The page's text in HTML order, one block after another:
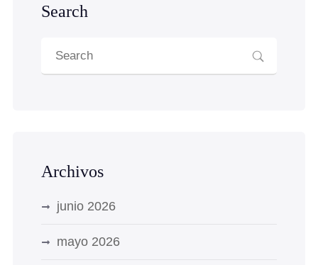
Search
Archivos
junio 2026
mayo 2026